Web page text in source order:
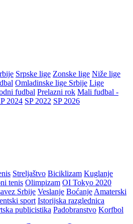
Srpske lige Zonske lige Niže lige
Omladinske lige Srbije Lige
fudbal Prelazni rok Mali fudbal -
2024 SP 2022 SP 2026
Streljaštvo Biciklizam Kuglanje
tenis Olimpizam OI Tokyo 2020
Srbije Veslanje Boćanje Amaterski
sport Istorijska razglednica
publicistika Padobranstvo Korfbol